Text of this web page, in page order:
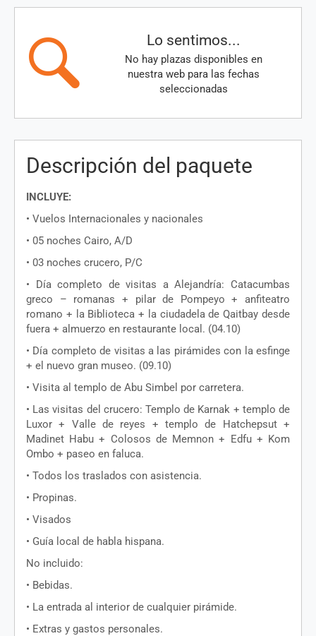
Lo sentimos...
No hay plazas disponibles en
nuestra web para las fechas
seleccionadas
Descripción del paquete
INCLUYE:
• Vuelos Internacionales y nacionales
• 05 noches Cairo, A/D
• 03 noches crucero, P/C
• Díacompleto devisitas aAlejandría: Catacumbas
greco
– romanas + pilar de Pompeyo + anfiteatro
romano + la Biblioteca + la ciudadeladeQaitbay desde
fuera + almuerzo en restaurante local. (04.10)
• Día completo de visitas a las pirámides con laesfinge
+ el nuevo gran museo. (09.10)
• Visita al templo de Abu Simbel por carretera.
• Lasvisitas del crucero:Templo de Karnak + templo de
Luxor + Valle de reyes +templo de Hatchepsut+
Madinet Habu + Colosos de Memnon + Edfu+ Kom
Ombo + paseo en faluca.
• Todos los traslados con asistencia.
• Propinas.
• Visados
• Guía local de habla hispana.
No incluido:
• Bebidas.
• La entrada al interior de cualquier pirámide.
• Extras y gastos personales.